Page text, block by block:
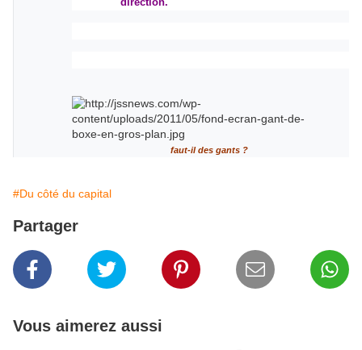
faut-il des gants ?
#Du côté du capital
Partager
Vous aimerez aussi